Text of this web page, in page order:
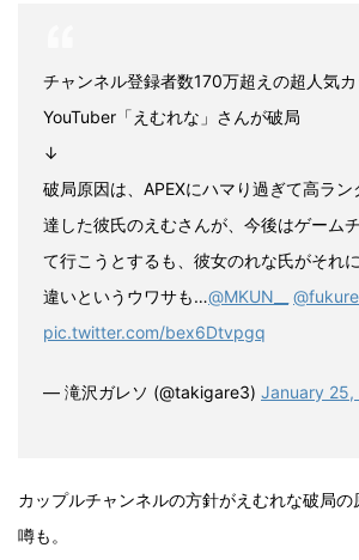
チャンネル登録者数170万超えの超人気
YouTuber「えむれな」さんが破局
↓
破局原因は、APEXにハマり過ぎて高ラ
達した彼氏のえむさんが、今後はゲーム
て行こうとするも、彼女のれな氏がそれ
違いというウワサも…@MKUN__
pic.twitter.com/bex6Dtvpgq
— 滝沢ガレソ (@takigare3) January 25,
カップルチャンネルの方針がえむれな破局の
噂も。